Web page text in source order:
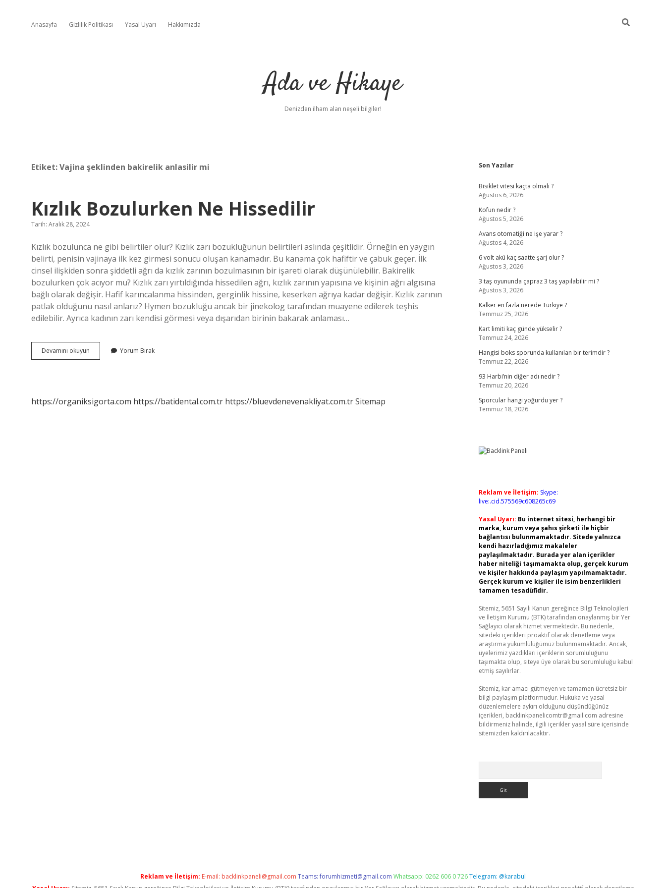
Anasayfa Gizlilik Politikası Yasal Uyarı Hakkımızda
Ada ve Hikaye
Denizden ilham alan neşeli bilgiler!
Etiket:Vajina şeklinden bakirelik anlasilir mi
Kızlık Bozulurken Ne Hissedilir
Tarih: Aralık 28, 2024
Kızlık bozulunca ne gibi belirtiler olur? Kızlık zarı bozukluğunun belirtileri aslında çeşitlidir. Örneğin en yaygın
belirti, penisin vajinaya ilk kez girmesi sonucu oluşan kanamadır. Bu kanama çok hafiftir ve çabuk geçer. İlk
cinsel ilişkiden sonra şiddetli ağrı da kızlık zarının bozulmasının bir işareti olarak düşünülebilir. Bakirelik
bozulurken çok acıyor mu? Kızlık zarı yırtıldığında hissedilen ağrı, kızlık zarının yapısına ve kişinin ağrı algısına
bağlı olarak değişir. Hafif karıncalanma hissinden, gerginlik hissine, keserken ağrıya kadar değişir. Kızlık zarının
patlak olduğunu nasıl anlarız? Hymen bozukluğu ancak bir jinekolog tarafından muayene edilerek teşhis
edilebilir. Ayrıca kadının zarı kendisi görmesi veya dışarıdan birinin bakarak anlaması…
Devamını okuyun
Bozulurken
Yorum Bırak
https://organiksigorta.com https://batidental.com.tr https://bluevdenevenakliyat.com.trSitemap
Sidebar
Son Yazılar
Bisiklet vitesi kaçta olmalı ?
Ağustos 6, 2026
Kofun nedir ?
Ağustos 5, 2026
Avans otomatiği ne işe yarar ?
Ağustos 4, 2026
6 volt akü kaç saatte şarj olur ?
Ağustos 3, 2026
3 taş oyununda çapraz 3 taş yapılabilir mi ?
Ağustos 3, 2026
Kalker en fazla nerede Türkiye ?
Temmuz 25, 2026
Kart limiti kaç günde yükselir ?
Temmuz 24, 2026
Hangisi boks sporunda kullanılan bir terimdir ?
Temmuz 22, 2026
93 Harbi’nin diğer adı nedir ?
Temmuz 20, 2026
Sporcular hangi yoğurdu yer ?
Temmuz 18, 2026
Reklam ve İletişim: Skype:
live:.cid.575569c608265c69
Yasal Uyarı: Bu internet sitesi, herhangi bir
marka, kurum veya şahıs şirketi ile hiçbir
bağlantısı bulunmamaktadır. Sitede yalnızca
kendi hazırladığımız makaleler
paylaşılmaktadır. Burada yer alan içerikler
haber niteliği taşımamakta olup, gerçek kurum
ve kişiler hakkında paylaşım yapılmamaktadır.
Gerçek kurum ve kişiler ile isim benzerlikleri
tamamen tesadüfidir.
Sitemiz, 5651 Sayılı Kanun gereğince Bilgi Teknolojileri
ve İletişim Kurumu (BTK) tarafından onaylanmış bir Yer
Sağlayıcı olarak hizmet vermektedir. Bu nedenle,
sitedeki içerikleri proaktif olarak denetleme veya
araştırma yükümlülüğümüz bulunmamaktadır. Ancak,
üyelerimiz yazdıkları içeriklerin sorumluluğunu
taşımakta olup, siteye üye olarak bu sorumluluğu kabul
etmiş sayılırlar.
Sitemiz, kar amacı gütmeyen ve tamamen ücretsiz bir
bilgi paylaşım platformudur. Hukuka ve yasal
düzenlemelere aykırı olduğunu düşündüğünüz
içerikleri, backlinkpanelicomtr@gmail.com adresine
bildirmeniz halinde, ilgili içerikler yasal süre içerisinde
sitemizden kaldırılacaktır.
Reklam ve İletişim: E-mail: backlinkpaneli@gmail.com Teams:forumhizmeti@gmail.com Whatsapp: 0262 606 0 726Telegram: @karabul